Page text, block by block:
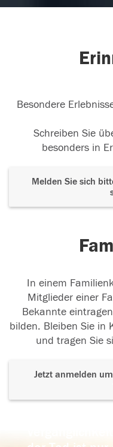
Besondere
Schreiben Sie
besonders in
Melden Sie sich
In einem
Mitglieder einer
Bekannte
bilden. Bleiben Sie in
und tragen Sie
Jetzt anmelden